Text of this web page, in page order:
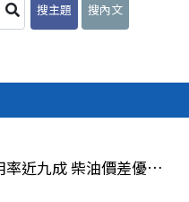
搜主題 搜內文
台塑化估第3季煉油廠產能利用率近九成 柴油價差優於歷年同期